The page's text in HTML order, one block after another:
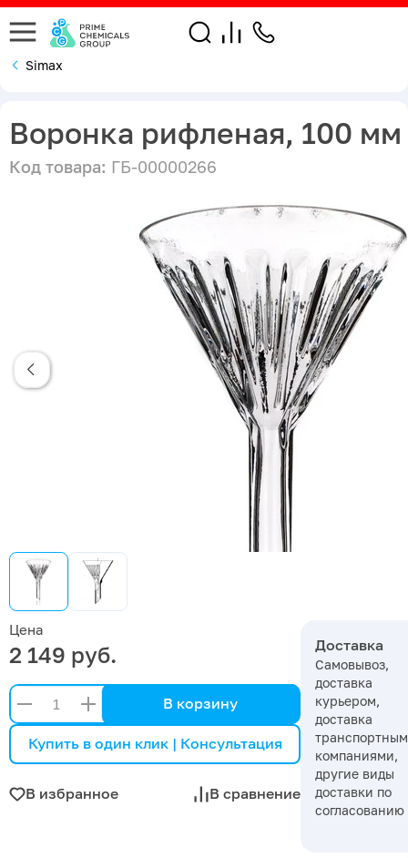
Simax
Воронка рифленая, 100 мм
Код товара: ГБ-00000266
Цена
2 149 руб.
В корзину
Купить в один клик | Консультация
В избранное В сравнение
Доставка
Самовывоз,
доставка
курьером,
доставка
компаниями,
другие виды
доставки по
согласованию